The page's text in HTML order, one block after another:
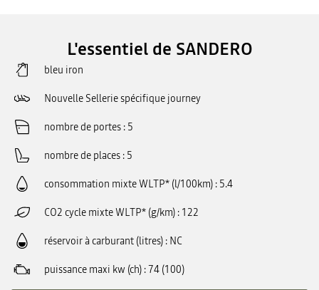
L'essentiel de SANDERO
bleu iron
Nouvelle Sellerie spécifique journey
nombre de portes 5
nombre de places 5
consommation mixte WLTP* (l/100km) 5.4
CO2 cycle mixte WLTP* (g/km) 122
réservoir à carburant (litres) NC
puissance maxi kw (ch) 74 (100)